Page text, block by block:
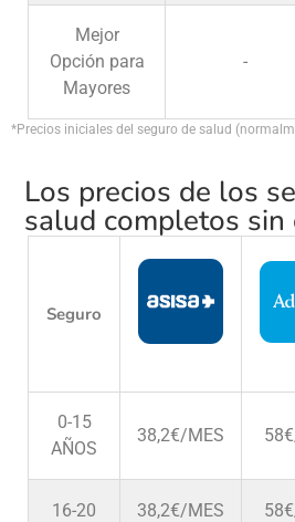
Mejor
Opción para
Mayores
-
*Precios iniciales del seguro de salud
Los precios de los
salud completos sin
Seguro
0-15
AÑOS
38,2€/MES
16-20 38,2€/MES